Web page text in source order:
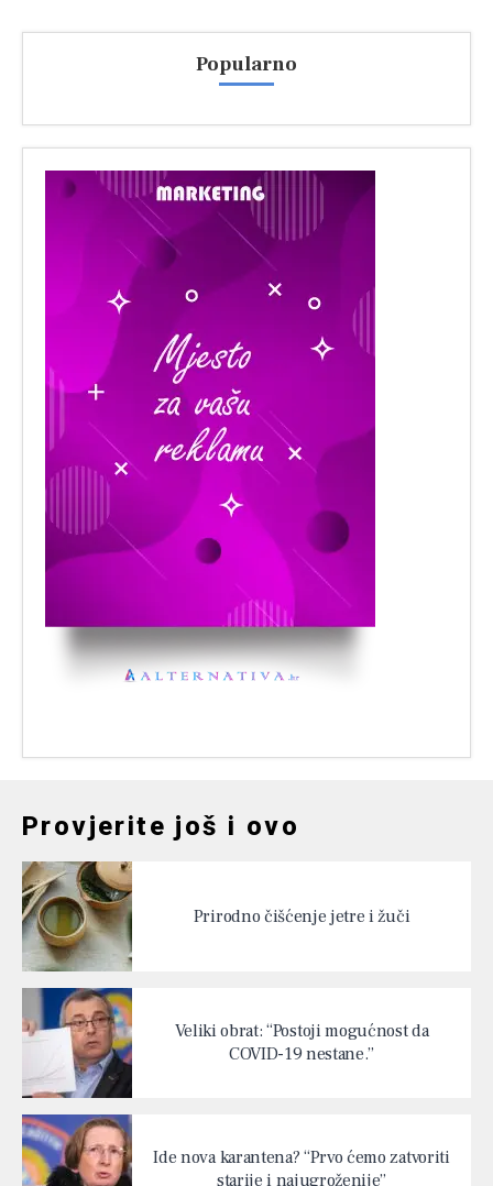
Popularno
Provjerite još i ovo
Prirodno čišćenje jetre i žuči
Veliki obrat: “Postoji mogućnost da
COVID-19 nestane.”
Ide nova karantena? “Prvo ćemo zatvoriti
starije i najugroženije”